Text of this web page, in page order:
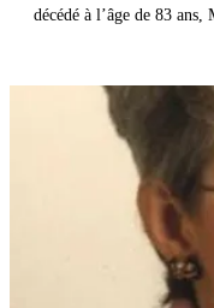
décédé à l’âge de 83 ans,